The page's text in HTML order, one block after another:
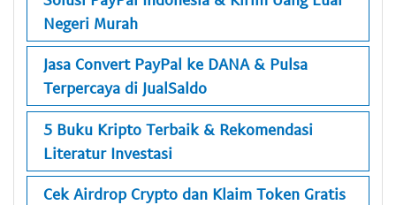
Negeri Murah
Jasa Convert PayPal ke DANA & Pulsa
Terpercaya di JualSaldo
5 Buku Kripto Terbaik & Rekomendasi
Literatur Investasi
Cek Airdrop Crypto dan Klaim Token Gratis